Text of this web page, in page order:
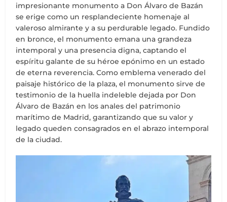
impresionante monumento a Don Álvaro de Bazán
se erige como un resplandeciente homenaje al
valeroso almirante y a su perdurable legado. Fundido
en bronce, el monumento emana una grandeza
intemporal y una presencia digna, captando el
espíritu galante de su héroe epónimo en un estado
de eterna reverencia. Como emblema venerado del
paisaje histórico de la plaza, el monumento sirve de
testimonio de la huella indeleble dejada por Don
Álvaro de Bazán en los anales del patrimonio
marítimo de Madrid, garantizando que su valor y
legado queden consagrados en el abrazo intemporal
de la ciudad.